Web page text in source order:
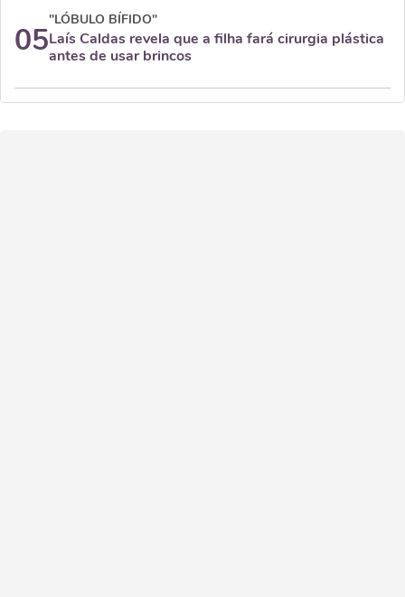
05
"LÓBULO BÍFIDO"
Laís Caldas revela que a filha fará cirurgia plástica
antes de usar brincos